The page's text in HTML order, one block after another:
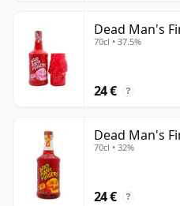
Dead Man's
70cl • 37.5%
24 € ?
Dead Man's
70cl • 32%
24 € ?